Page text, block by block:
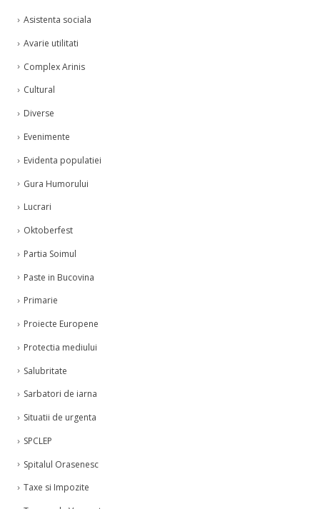
Asistenta sociala
Avarie utilitati
Complex Arinis
Cultural
Diverse
Evenimente
Evidenta populatiei
Gura Humorului
Lucrari
Oktoberfest
Partia Soimul
Paste in Bucovina
Primarie
Proiecte Europene
Protectia mediului
Salubritate
Sarbatori de iarna
Situatii de urgenta
SPCLEP
Spitalul Orasenesc
Taxe si Impozite